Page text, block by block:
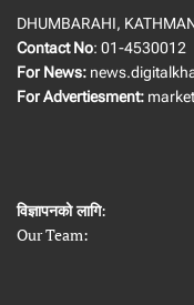
DHUMBARAHI,
Contact No: 01-4530012
For News:
For Advertiesment:
विज्ञापनको लागि:
Our Team: